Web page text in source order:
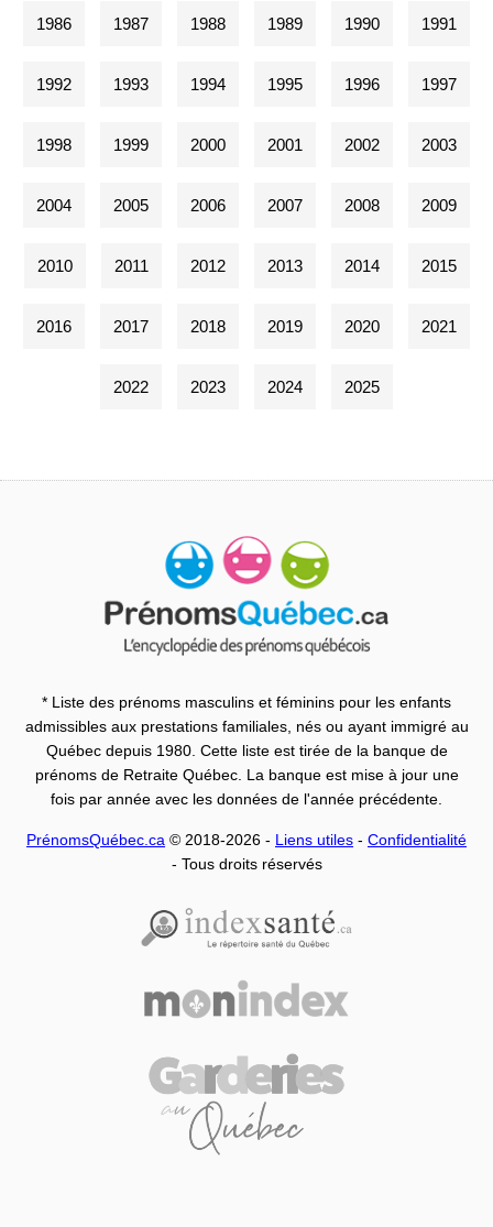
1986 1987 1988 1989 1990 1991
1992 1993 1994 1995 1996 1997
1998 1999 2000 2001 2002 2003
2004 2005 2006 2007 2008 2009
2010 2011 2012 2013 2014 2015
2016 2017 2018 2019 2020 2021
2022 2023 2024 2025
* Liste des prénoms masculins et féminins pour les enfants
admissibles aux prestations familiales, nés ou ayant immigré au
Québec depuis 1980. Cette liste est tirée de la banque de
prénoms de Retraite Québec. La banque est mise à jour une
fois par année avec les données de l'année précédente.
PrénomsQuébec.ca © 2018-2026 - Liens utiles - Confidentialité
- Tous droits réservés